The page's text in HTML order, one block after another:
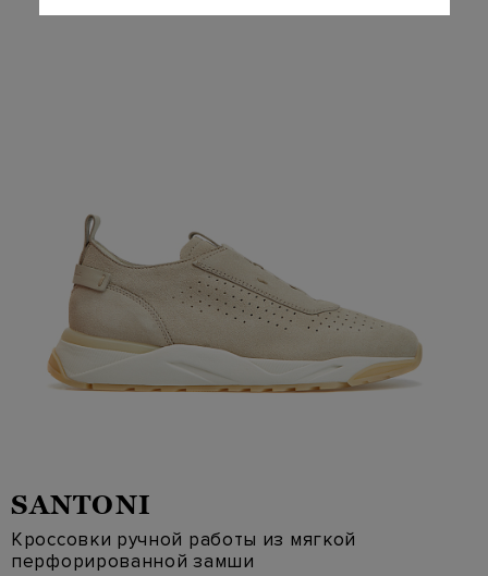
SANTONI
Кроссовки ручной работы из мягкой
перфорированной замши